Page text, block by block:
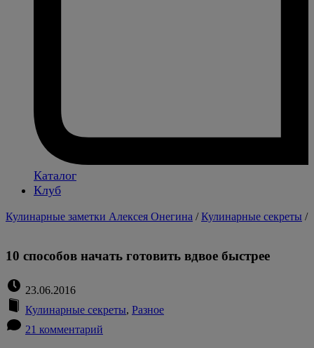
Каталог
Клуб
Кулинарные заметки Алексея Онегина /Кулинарные секреты /
10 способов начать готовить вдвое быстрее
23.06.2016
Кулинарные секреты, Разное
21 комментарий